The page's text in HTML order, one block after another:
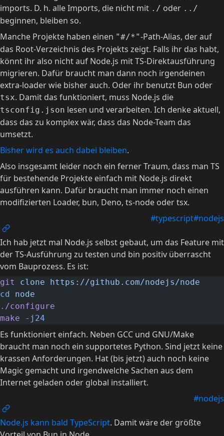
imports. D. h. alle Imports, die nicht mit ./ oder ../
beginnen, bleiben so.
Manche Projekte haben einen "#/*"-Path-Alias, der auf
das Root-Verzeichnis des Projekts zeigt. Falls ihr das habt,
könnt ihr also nicht auf Node.js mit TS-Direktausführung
migrieren. Dafür braucht man dann noch irgendeinen
extra-loader wie bisher auch. Oder ihr benutzt Bun oder
tsx. Damit das funktioniert, muss Node.js die
tsconfig.json lesen und verarbeiten. Ich denke aktuell,
dass das zu komplex wär, dass das Node-Team das
umsetzt.
Bisher wird es auch dabei bleiben.
Also insgesamt leider noch ein ferner Traum, dass man TS
für bestehende Projekte einfach mit Node.js direkt
ausführen kann. Dafür braucht man immer noch einen
modifizierten Loader, bun, Deno, ts-node oder tsx.
#typescript#nodejs
Ich hab jetzt mal Node.js selbst gebaut, um das Feature mit
der TS-Ausführung zu testen und bin positiv überrascht
vom Bauprozess. Es ist:
git clone https://github.com/nodejs/node
cd node
./configure
make -j24
Es funktioniert einfach. Neben GCC und GNU/Make
braucht man noch ein supportetes Python. Sind jetzt keine
krassen Anforderungen. Hat (bis jetzt) auch noch keine
Magic gemacht und irgendwelche Sachen aus dem
Internet geladen oder global installiert.
#nodejs
Node.js kann bald TypeScript. Damit wäre der größte